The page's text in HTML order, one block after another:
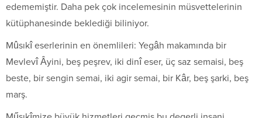
edememiştir. Daha pek çok incelemesinin müsvettelerinin
kütüphanesinde beklediği biliniyor.
Mûsıkî eserlerinin en önemlileri: Yegâh makamında bir
Mevlevî Âyini, beş peşrev, iki dinî eser, üç saz semaisi, beş
beste, bir sengin semai, iki agir semai, bir Kâr, beş şarki, beş
marş.